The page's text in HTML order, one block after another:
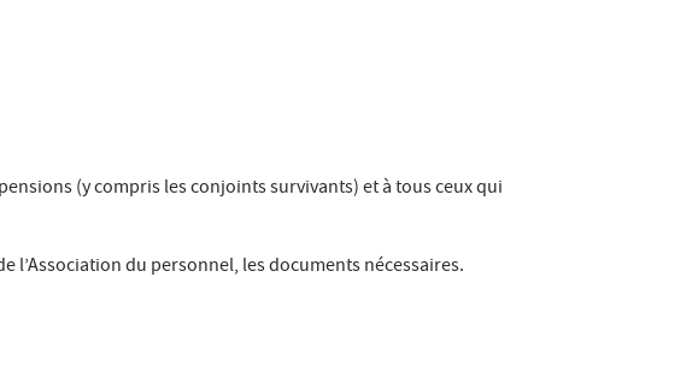
(y compris les conjoints survivants) et à tous ceux qui
l’Association du personnel, les documents nécessaires.